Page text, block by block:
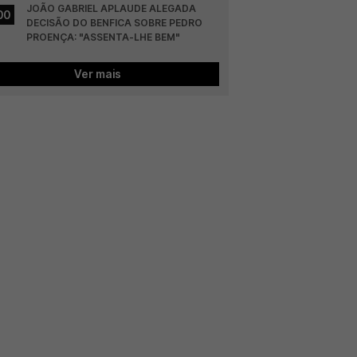
JOÃO GABRIEL APLAUDE ALEGADA
DECISÃO DO BENFICA SOBRE PEDRO
PROENÇA: "ASSENTA-LHE BEM"
Ver mais